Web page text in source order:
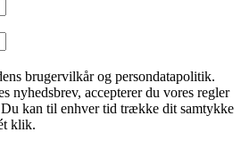
brugervilkår og persondatapolitik.
nyhedsbrev, accepterer du vores regler
kan til enhver tid trække dit samtykke
klik.